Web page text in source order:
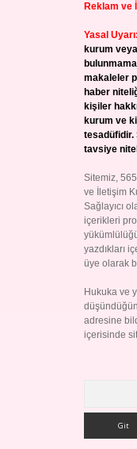
Reklam ve
Yasal Uyarı:
kurum
makaleler
haber
kişiler
kurum ve
tesadüfidir.
tavsiye
Sitemiz,
ve İletişim
Sağlayıcı
içerikleri
yazdıkları
üye olarak
Hukuka ve
adresine
içerisinde